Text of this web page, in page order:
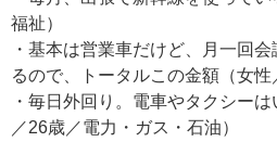
福祉）
・基本は営業車だけど、月一回
るので、トータルこの金額（女性
・毎日外回り。電車やタクシー
／26歳／電力・ガス・石油）